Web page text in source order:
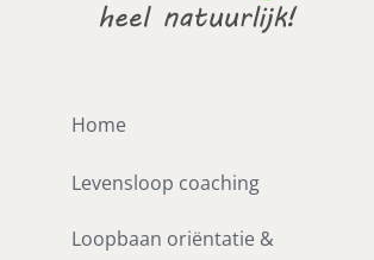
Home
Levensloop coaching
Loopbaan oriëntatie &